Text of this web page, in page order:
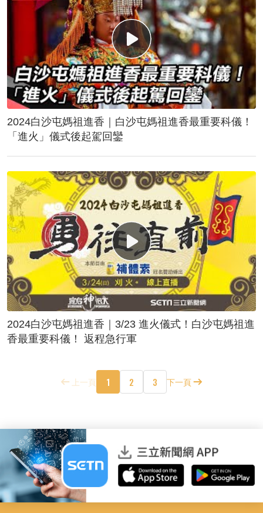
2024白沙屯媽祖進香｜白沙屯媽祖進香最重要科儀！
「進火」儀式後起駕回鑾
2024白沙屯媽祖進香｜3/23 進火儀式！白沙屯媽祖進
香最重要科儀！ 返程急行軍
上一頁 1 2 3 下一頁